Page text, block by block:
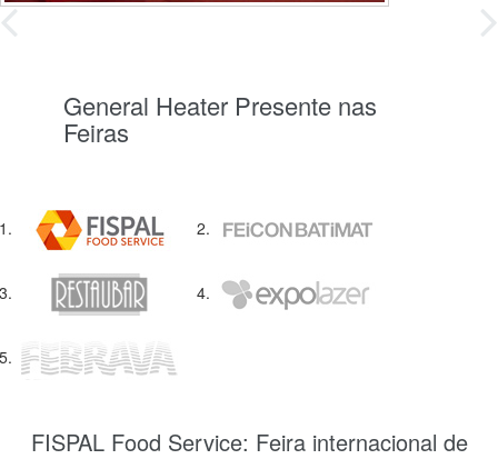
General Heater Presente nas
Feiras
FISPAL Food Service: Feira internacional de